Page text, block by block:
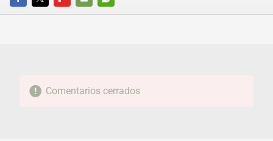
FACEBOOKTWITTERFLIPBOARD
E-
WHATSAPP
Comentarios cerrados